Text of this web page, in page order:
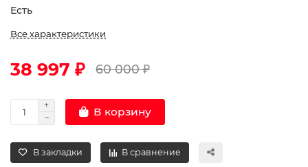
Есть
Все характеристики
38 997 ₽ 60 000 ₽
В корзину
В закладки В сравнение